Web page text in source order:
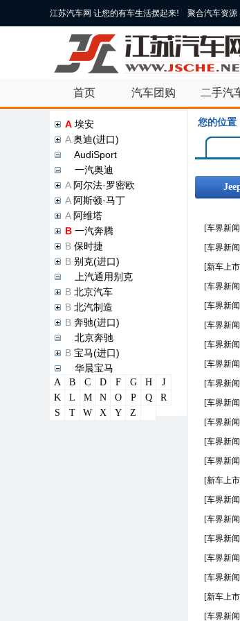
江苏汽车网 让您的有车生活摆起来! 聚合汽车资源
首页 汽车团购 二手汽
A 埃安
A 奥迪(进口)
AudiSport
一汽奥迪
A 阿尔法·罗密欧
A 阿斯顿·马丁
A 阿维塔
B 一汽奔腾
B 保时捷
B 别克(进口)
上汽通用别克
B 北京汽车
B 北汽制造
B 奔驰(进口)
北京奔驰
B 宝马(进口)
华晨宝马
B 宝马M
B 宝骏
B 宾利
A B C D F G H
J
K
L M N O P Q
R
S
T W X Y Z
您的位置
[车界新
[车界新
[新车上
[车界新
[车界新
[车界新
[车界新
[车界新
[车界新
[车界新
[车界新
[车界新
[车界新
[新车上
[车界新
[车界新
[车界新
[车界新
[车界新
[新车上
[车界新